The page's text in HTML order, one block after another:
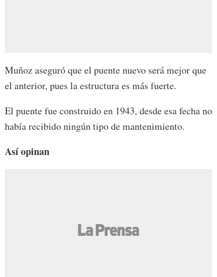
Muñoz aseguró que el puente nuevo será mejor que
el anterior, pues la estructura es más fuerte.
El puente fue construido en 1943, desde esa fecha no
había recibido ningún tipo de mantenimiento.
Así opinan